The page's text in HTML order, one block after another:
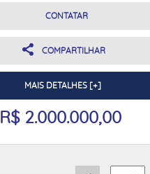
CONTATAR
COMPARTILHAR
MAIS DETALHES [+]
R$ 2.000.000,00